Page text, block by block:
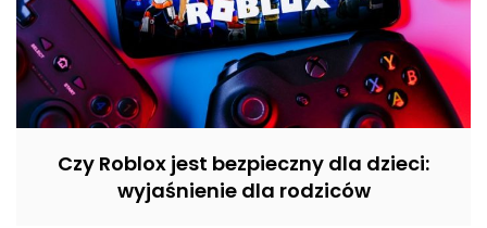
Czy Roblox jest bezpieczny dla dzieci:
wyjaśnienie dla rodziców